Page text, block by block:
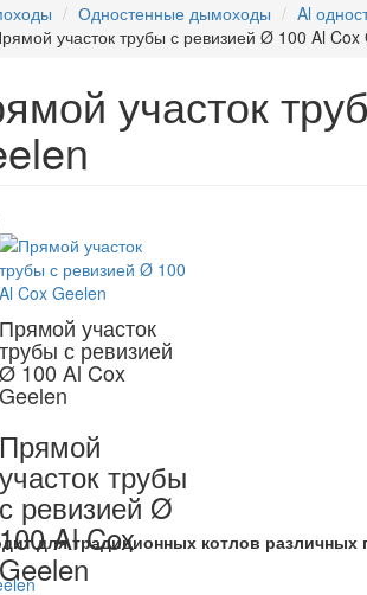
Одностенные дымоходы
Al
участок трубы с ревизией Ø 100 Al Cox
участок
Прямой участок
трубы с ревизией
Ø 100 Al Cox
Geelen
Прямой
участок трубы
с ревизией Ø
Al Cox
Geelen
для традиционных котлов различных